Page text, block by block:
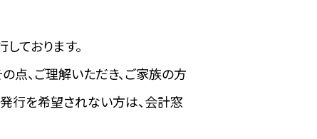
ております。
点、ご理解いただき、ご家族の方
行を希望されない方は、会計窓